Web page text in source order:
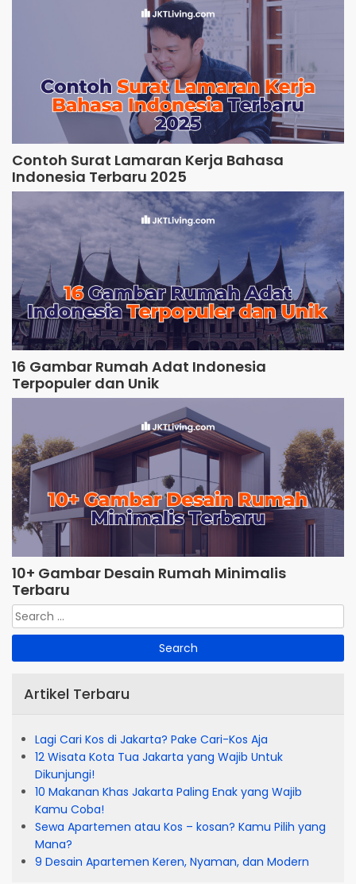
Contoh Surat Lamaran Kerja Bahasa
Indonesia Terbaru 2025
16 Gambar Rumah Adat Indonesia
Terpopuler dan Unik
10+ Gambar Desain Rumah Minimalis
Terbaru
Artikel Terbaru
Lagi Cari Kos di Jakarta? Pake Cari-Kos Aja
12 Wisata Kota Tua Jakarta yang Wajib Untuk
Dikunjungi!
10 Makanan Khas Jakarta Paling Enak yang Wajib
Kamu Coba!
Sewa Apartemen atau Kos – kosan? Kamu Pilih yang
Mana?
9 Desain Apartemen Keren, Nyaman, dan Modern